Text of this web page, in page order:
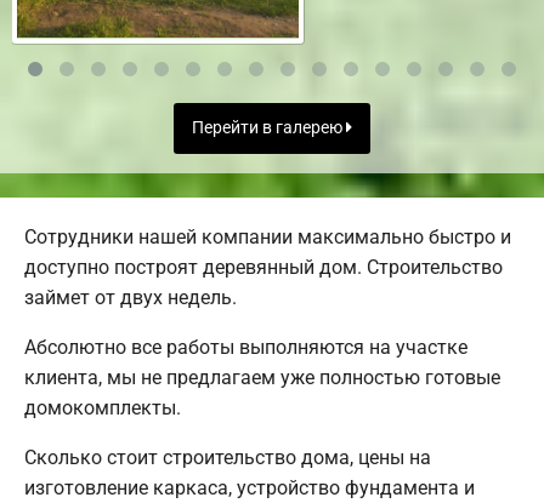
Перейти в галерею
Сотрудники нашей компании максимально быстро и
доступно построят деревянный дом. Строительство
займет от двух недель.
Абсолютно все работы выполняются на участке
клиента, мы не предлагаем уже полностью готовые
домокомплекты.
Сколько стоит строительство дома, цены на
изготовление каркаса, устройство фундамента и